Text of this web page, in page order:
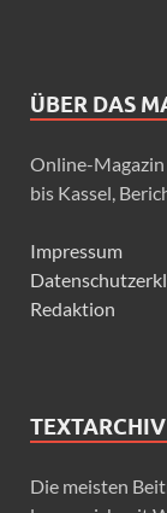
ÜBER DAS
Online-
bis Kassel,
Impressum
Redaktion
Die meisten